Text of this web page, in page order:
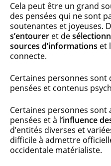
Cela peut être un grand
des pensées qui ne sont
soutenantes et joyeuses.
s’entourer et de
sources d’informations et
connecte.
Certaines personnes
pensées et contenus
Certaines personnes sont
pensées et à l‘influence
d’entités diverses et
difficile à admettre
occidentale matérialiste.